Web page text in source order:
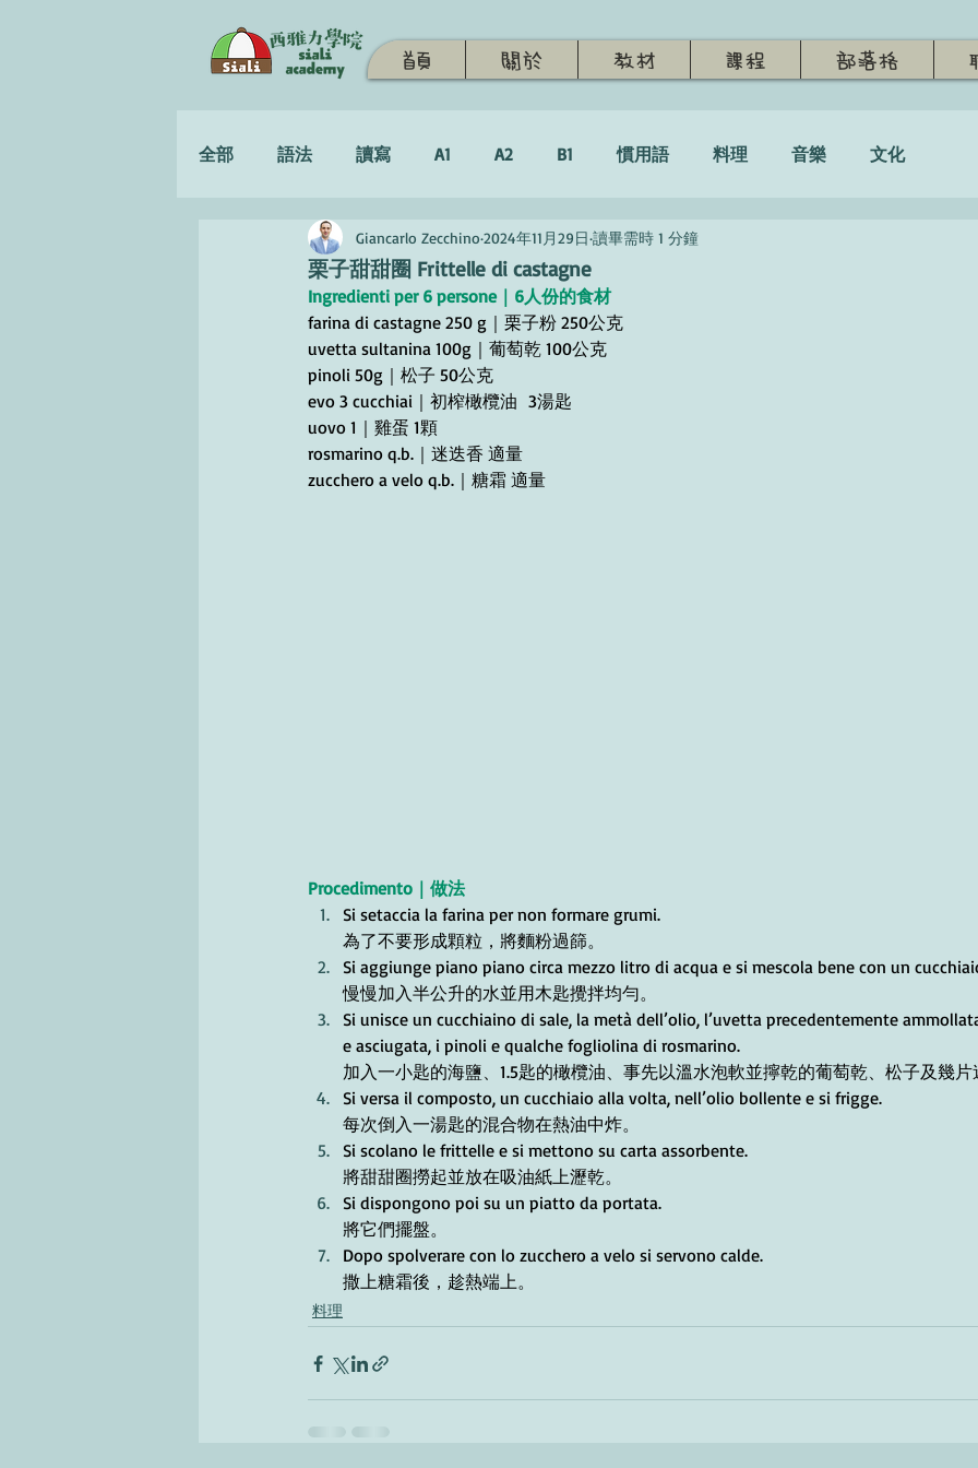
首頁 關於 教材 課程 部落格
全部 語法 讀寫 A1 A2 B1 慣用語 料理 音樂 文化
學習策略
栗子甜甜圈 Frittelle di castagne
Giancarlo Zecchino 2024年11月29日 讀畢需時 1 分鐘
Ingredienti per 6 persone｜6人份的食材
farina di castagne 250 g｜栗子粉 250公克
uvetta sultanina 100g｜葡萄乾 100公克
pinoli 50g｜松子 50公克
evo 3 cucchiai｜初榨橄欖油  3湯匙
uovo 1｜雞蛋 1顆
rosmarino q.b.｜迷迭香 適量
zucchero a velo q.b.｜糖霜 適量
Procedimento｜做法
Si setaccia la farina per non formare grumi.
為了不要形成顆粒，將麵粉過篩。
Si aggiunge piano piano circa mezzo litro di acqua e si mescola bene con un
慢慢加入半公升的水並用木匙攪拌均勻。
Si unisce un cucchiaino di sale, la metà dell’olio, l’uvetta precedentemente
e asciugata, i pinoli e qualche fogliolina di rosmarino.
加入一小匙的海鹽、1.5匙的橄欖油、事先以溫水泡軟並擰乾的葡萄乾、松子及幾片
Si versa il composto, un cucchiaio alla volta, nell’olio bollente e si frigge.
每次倒入一湯匙的混合物在熱油中炸。
Si scolano le frittelle e si mettono su carta assorbente.
將甜甜圈撈起並放在吸油紙上瀝乾。
Si dispongono poi su un piatto da portata.
將它們擺盤。
Dopo spolverare con lo zucchero a velo si servono calde.
撒上糖霜後，趁熱端上。
料理